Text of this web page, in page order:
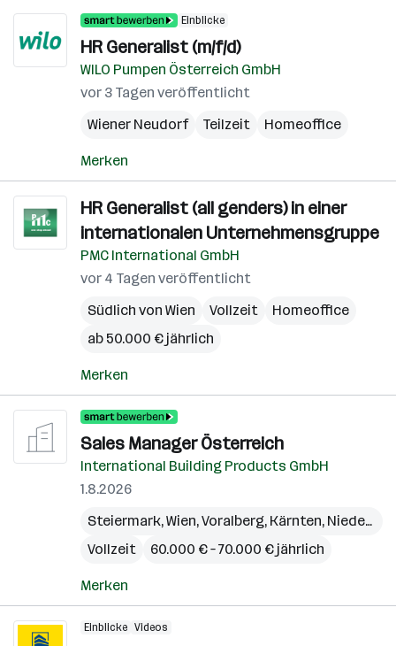
Einblicke
HR Generalist (m/f/d)
WILO Pumpen Österreich GmbH
vor 3 Tagen veröffentlicht
Wiener Neudorf
Teilzeit Homeoffice
Merken
HR Generalist (all genders) in einer
internationalen Unternehmensgruppe
PMC International GmbH
vor 4 Tagen veröffentlicht
Südlich von Wien
Vollzeit
Homeoffice
ab 50.000 € jährlich
Merken
Sales Manager Österreich
International Building Products GmbH
1.8.2026
Steiermark,Wien,Voralberg, Kärnten, Niederösterreich
Vollzeit
60.000 € – 70.000 € jährlich
Merken
Einblicke Videos